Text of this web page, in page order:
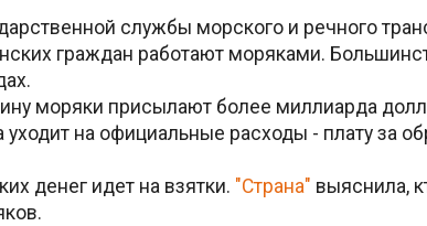
службы морского и речного
граждан работают моряками.
моряки присылают более миллиарда
уходит на официальные расходы - плату за
денег идет на взятки. "Страна" выяснила,